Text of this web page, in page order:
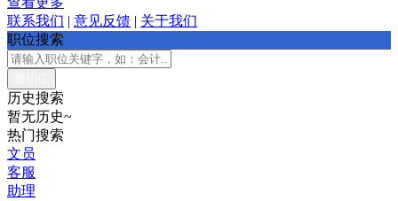
联系我们 | 意见反馈 | 关于我们
职位搜索
历史搜索
暂无历史~
热门搜索
文员
客服
助理